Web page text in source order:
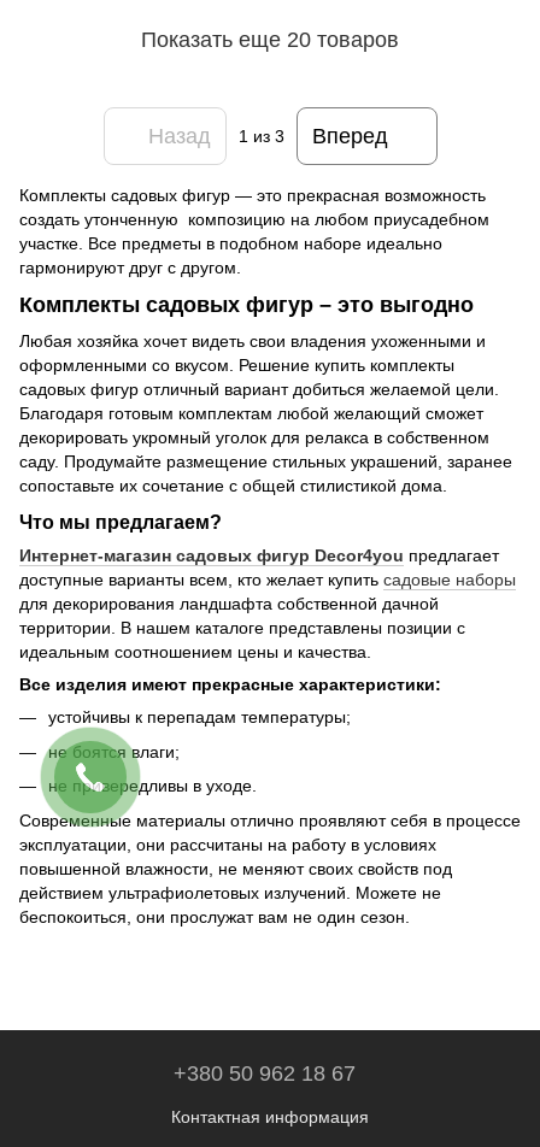
Показать еще 20 товаров
Назад 1 из 3 Вперед
Комплекты садовых фигур — это прекрасная возможность
создать утонченную композицию на любом приусадебном
участке. Все предметы в подобном наборе идеально
гармонируют друг с другом.
Комплекты садовых фигур – это выгодно
Любая хозяйка хочет видеть свои владения ухоженными и
оформленными со вкусом. Решение купить комплекты
садовых фигур отличный вариант добиться желаемой цели.
Благодаря готовым комплектам любой желающий сможет
декорировать укромный уголок для релакса в собственном
саду. Продумайте размещение стильных украшений, заранее
сопоставьте их сочетание с общей стилистикой дома.
Что мы предлагаем?
Интернет-магазин садовых фигур Decor4you предлагает
доступные варианты всем, кто желает купить садовые наборы
для декорирования ландшафта собственной дачной
территории. В нашем каталоге представлены позиции с
идеальным соотношением цены и качества.
Все изделия имеют прекрасные характеристики:
устойчивы к перепадам температуры;
не боятся влаги;
не привередливы в уходе.
Современные материалы отлично проявляют себя в процессе
эксплуатации, они рассчитаны на работу в условиях
повышенной влажности, не меняют своих свойств под
действием ультрафиолетовых излучений. Можете не
беспокоиться, они прослужат вам не один сезон.
+380 50 962 18 67
Контактная информация